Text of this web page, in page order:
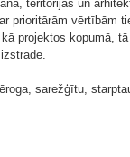
teritorijas un
prioritārām vērtībām
projektos kopumā,
sarežģītu,